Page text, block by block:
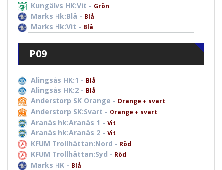
Kungälvs HK:Vit - Grön
Marks Hk:Blå - Blå
Marks Hk:Vit - Blå
P09
Alingsås HK:1 - Blå
Alingsås HK:2 - Blå
Anderstorp SK Orange - Orange + svart
Anderstorp SK:Svart - Orange + svart
Aranäs hk:Aranäs 1 - Vit
Aranäs hk:Aranäs 2 - Vit
KFUM Trollhättan:Nord - Röd
KFUM Trollhättan:Syd - Röd
Marks HK - Blå